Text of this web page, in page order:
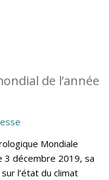
de l’année
Mondiale
3 décembre 2019, sa
l’état du climat